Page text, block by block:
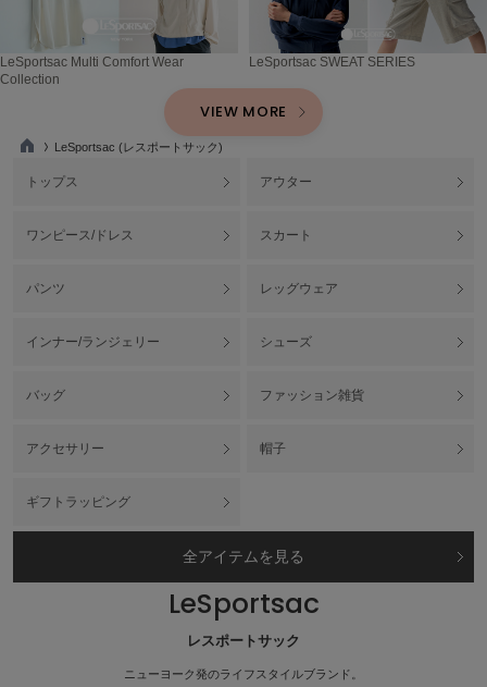
UNDERSON UNDERSON
アンダーソン アンダーソン
アンノイ
ウサギギャラリー
ウサギギフト
USAGI Item
ウサギアイテム
USAGI Vintage
LeSportsac Multi Comfort Wear
Collection
LeSportsac SWEAT SERIES
VIEW MORE
LeSportsac (レスポートサック)
トップス アウター
ワンピース/ドレス スカート
パンツ レッグウェア
インナー/ランジェリー シューズ
バッグ ファッション雑貨
アクセサリー 帽子
ギフトラッピング
全アイテムを見る
LeSportsac
レスポートサック
ニューヨーク発のライフスタイルブランド。